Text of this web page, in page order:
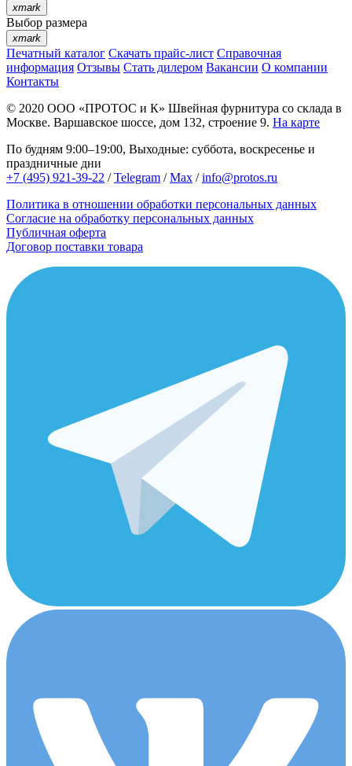
xmark
Выбор размера
xmark
Печатный каталог Скачать прайс-лист Справочная
информация Отзывы Стать дилером Вакансии О компании
Контакты
© 2020 ООО «ПРОТОС и К» Швейная фурнитура со склада в
Москве. Варшавское шоссе, дом 132, строение 9. На карте
По будням 9:00–19:00, Выходные: суббота, воскресенье и
праздничные дни
+7 (495) 921-39-22 /Telegram /Max /info@protos.ru
Политика в отношении обработки персональных данных
Согласие на обработку персональных данных
Публичная оферта
Договор поставки товара